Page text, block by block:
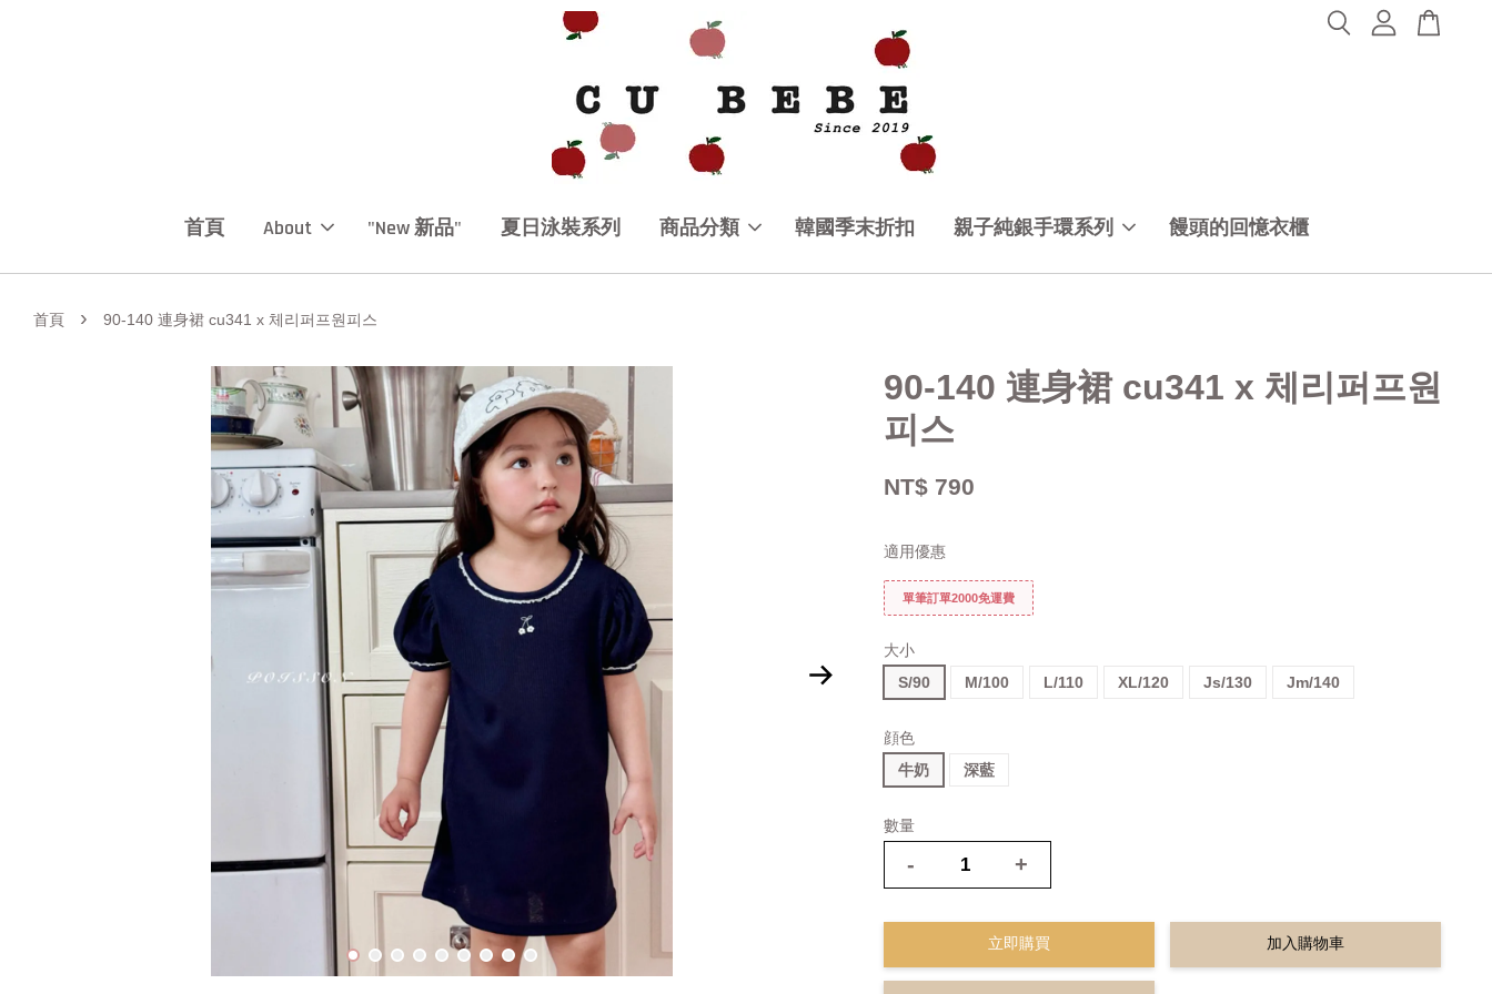
首頁 About "New 新品" 夏日泳裝系列 商品分類 韓國季末折扣 親子純銀手環系列 饅頭的回憶衣櫃
首頁 › 90-140 連身裙 cu341 x 체리퍼프원피스
90-140 連身裙 cu341 x 체리퍼프원
피스
NT$ 790
適用優惠
單筆訂單2000免運費
大小
S/90
M/100 L/110 XL/120 Js/130 Jm/140
顔色
牛奶
深藍
數量
- +
立即購買 加入購物車